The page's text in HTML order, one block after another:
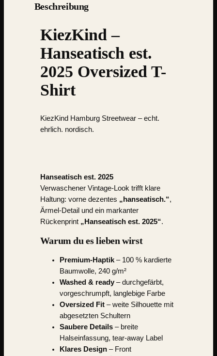
Beschreibung
KiezKind –
Hanseatisch est.
2025 Oversized T-
Shirt
KiezKind Hamburg Streetwear– echt.
ehrlich. nordisch.
Hanseatisch est. 2025
Verwaschener Vintage-Look trifft klare
Haltung: vorne dezentes „hanseatisch.“,
Ärmel-Detail und ein markanter
Rückenprint „Hanseatisch est. 2025“.
Warum du es lieben wirst
Premium-Haptik– 100 % kardierte
Baumwolle, 240 g/m²
Washed & ready– durchgefärbt,
vorgeschrumpft, langlebige Farbe
Oversized Fit– weite Silhouette mit
abgesetzten Schultern
Saubere Details– breite
Halseinfassung, tear-away Label
Klares Design– Front